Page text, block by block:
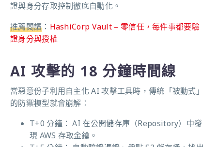
證與身分存取控制徹底自動化。
推薦閲讀 ： HashiCorp Vault – 零信任，每件事都要驗
證身分與授權
AI 攻擊的 18 分鐘時間線
當惡意份子利用自主化 AI 攻擊工具時，傳統「被動式」
的防禦模型就會崩解：
T+0 分鐘： AI 在公開儲存庫（Repository）中發
現 AWS 存取金鑰。